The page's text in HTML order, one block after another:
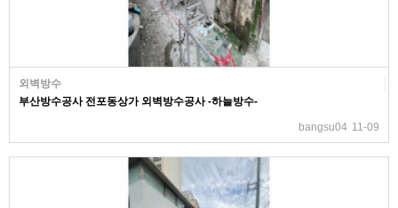
외벽방수
부산방수공사 전포동상가 외벽방수공사 -하늘방수-
bangsu04 11-09